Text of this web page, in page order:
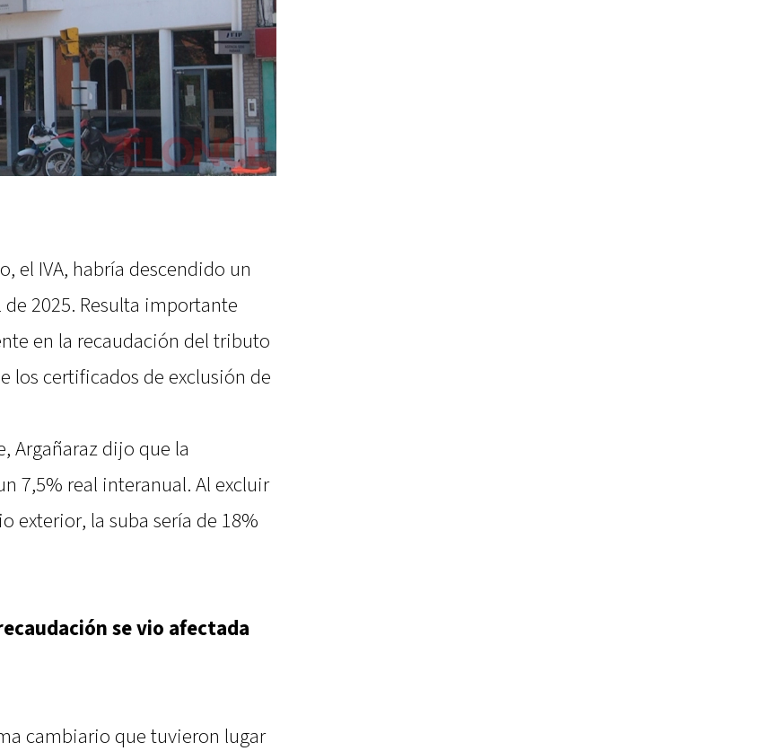
el IVA, habría descendido un
2025. Resulta importante
en la recaudación del tributo
los certificados de exclusión de
Argañaraz dijo que la
7,5% real interanual. Al excluir
exterior, la suba sería de 18%
se vio afectada
cambiario que tuvieron lugar